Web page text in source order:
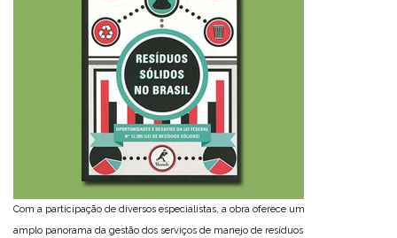
Com a participação de diversos especialistas, a obra oferece um
amplo panorama da gestão dos serviços de manejo de resíduos